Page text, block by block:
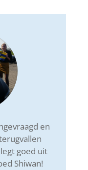
en
goed uit
Shiwan!